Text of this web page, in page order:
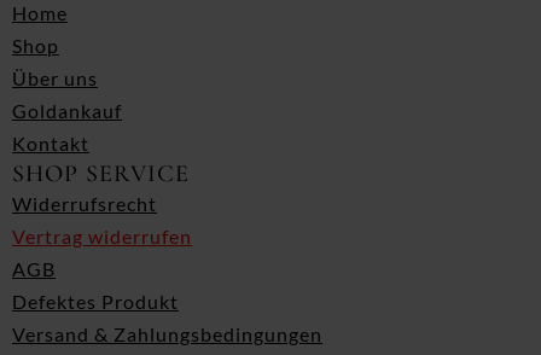
Home
Shop
Über uns
Goldankauf
Kontakt
SHOP SERVICE
Widerrufsrecht
Vertrag widerrufen
AGB
Defektes Produkt
Versand & Zahlungsbedingungen